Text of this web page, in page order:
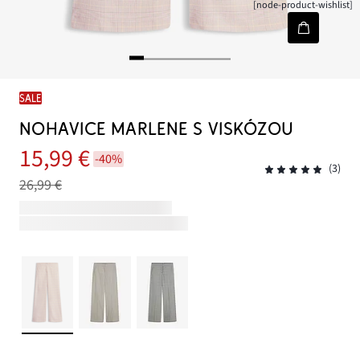
[node-product-wishlist]
SALE
NOHAVICE MARLENE S VISKÓZOU
15,99 € -40%
26,99 €
(3)